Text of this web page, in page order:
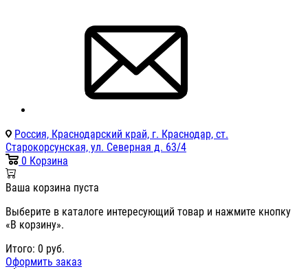
Россия, Краснодарский край, г. Краснодар, ст.
Старокорсунская, ул. Северная д. 63/4
0 Корзина
Ваша корзина пуста
Выберите в каталоге интересующий товар и нажмите кнопку
«В корзину».
Итого: 0 руб.
Оформить заказ